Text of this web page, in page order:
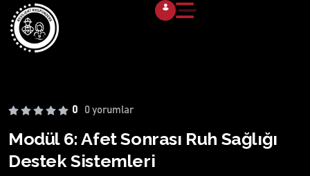
0 0 yorumlar
Modül 6: Afet Sonrası Ruh Sağlığı
Destek Sistemleri